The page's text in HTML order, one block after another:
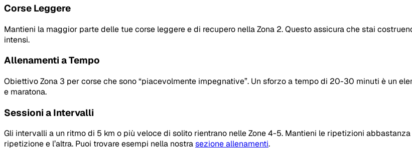
Corse Leggere
Mantieni la maggior parte delle tue corse leggere e di recupero nella Zona 2. Questo assicura che stai
intensi.
Allenamenti a Tempo
Obiettivo Zona 3 per corse che sono “piacevolmente impegnative”. Un sforzo a tempo di 20-30 minuti è un
e maratona.
Sessioni a Intervalli
Gli intervalli a un ritmo di 5 km o più veloce di solito rientrano nelle Zone 4-5. Mantieni le ripetizioni
ripetizione e l’altra. Puoi trovare esempi nella nostrasezione allenamenti.